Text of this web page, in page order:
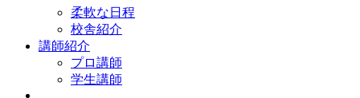
柔軟な日程
校舎紹介
講師紹介
プロ講師
学生講師